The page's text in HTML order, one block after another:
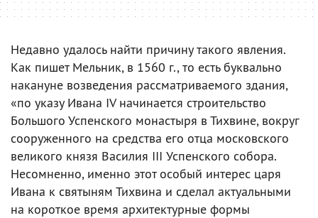
Недавно удалось найти причину такого явления.
Как пишет Мельник, в 1560 г., то есть буквально
накануне возведения рассматриваемого здания,
«по указу Ивана IV начинается строительство
Большого Успенского монастыря в Тихвине, вокруг
сооруженного на средства его отца московского
великого князя Василия III Успенского собора.
Несомненно, именно этот особый интерес царя
Ивана к святыням Тихвина и сделал актуальными
на короткое время архитектурные формы